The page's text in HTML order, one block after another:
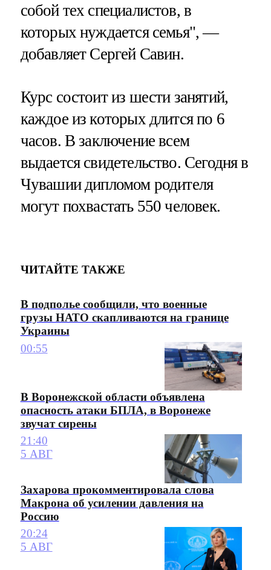
собой тех специалистов, в
которых нуждается семья", —
добавляет Сергей Савин.
Курс состоит из шести занятий,
каждое из которых длится по 6
часов. В заключение всем
выдается свидетельство. Сегодня в
Чувашии дипломом родителя
могут похвастать 550 человек.
ЧИТАЙТЕ ТАКЖЕ
В подполье сообщили, что военные
грузы НАТО скапливаются на границе
Украины
00:55
В Воронежской области объявлена
опасность атаки БПЛА, в Воронеже
звучат сирены
21:40
5 АВГ
Захарова прокомментировала слова
Макрона об усилении давления на
Россию
20:24
5 АВГ